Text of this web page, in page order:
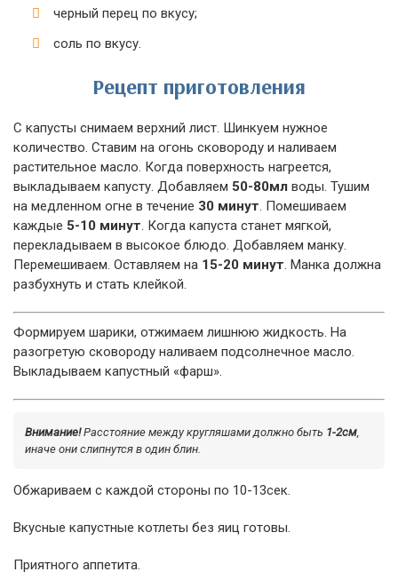
черный перец по вкусу;
соль по вкусу.
Рецепт приготовления
С капусты снимаем верхний лист. Шинкуем нужное
количество. Ставим на огонь сковороду и наливаем
растительное масло. Когда поверхность нагреется,
выкладываем капусту. Добавляем 50-80мл воды. Тушим
на медленном огне в течение 30 минут. Помешиваем
каждые 5-10 минут. Когда капуста станет мягкой,
перекладываем в высокое блюдо. Добавляем манку.
Перемешиваем. Оставляем на 15-20 минут. Манка должна
разбухнуть и стать клейкой.
Формируем шарики, отжимаем лишнюю жидкость. На
разогретую сковороду наливаем подсолнечное масло.
Выкладываем капустный «фарш».
Внимание!Расстояние между кругляшами должно быть 1-2см,
иначе они слипнутся в один блин.
Обжариваем с каждой стороны по 10-13сек.
Вкусные капустные котлеты без яиц готовы.
Приятного аппетита.